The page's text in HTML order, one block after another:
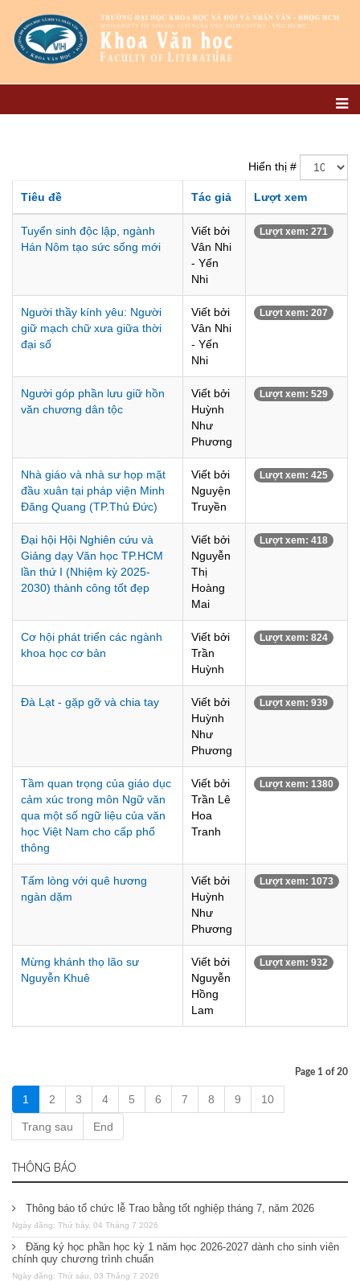
Hiển thị #
Tiêu đề Tác giả Lượt xem
Tuyển sinh độc lập, ngành
Hán Nôm tạo sức sống mới
Viết bởi
Vân Nhi
- Yến
Nhi
Lượt xem: 271
Người thầy kính yêu: Người
giữ mạch chữ xưa giữa thời
đại số
Viết bởi
Vân Nhi
- Yến
Nhi
Lượt xem: 207
Người góp phần lưu giữ hồn
văn chương dân tộc
Viết bởi
Huỳnh
Như
Phương
Lượt xem: 529
Nhà giáo và nhà sư họp mặt
đầu xuân tại pháp viện Minh
Đăng Quang (TP.Thủ Đức)
Viết bởi
Nguyện
Truyền
Lượt xem: 425
Đại hội Hội Nghiên cứu và
Giảng dạy Văn học TP.HCM
lần thứ I (Nhiệm kỳ 2025-
2030) thành công tốt đẹp
Viết bởi
Nguyễn
Thị
Hoàng
Mai
Lượt xem: 418
Cơ hội phát triển các ngành
khoa học cơ bản
Viết bởi
Trần
Huỳnh
Lượt xem: 824
Đà Lạt - gặp gỡ và chia tay
Viết bởi
Huỳnh
Như
Phương
Lượt xem: 939
Tầm quan trọng của giáo dục
cảm xúc trong môn Ngữ văn
qua một số ngữ liệu của văn
học Việt Nam cho cấp phổ
thông
Viết bởi
Trần Lê
Hoa
Tranh
Lượt xem: 1380
Tấm lòng với quê hương
ngàn dặm
Viết bởi
Huỳnh
Như
Phương
Lượt xem: 1073
Mừng khánh thọ lão sư
Nguyễn Khuê
Viết bởi
Nguyễn
Hồng
Lam
Lượt xem: 932
Page 1 of 20
1 2 3 4 5 6 7 8 9 10
Trang sau End
THÔNG BÁO
Thông báo tổ chức lễ Trao bằng tốt nghiệp tháng 7, năm 2026
Ngày đăng: Thứ bảy, 04 Tháng 7 2026
Đăng ký học phần học kỳ 1 năm học 2026-2027 dành cho sinh viên
chính quy chương trình chuẩn
Ngày đăng: Thứ sáu, 03 Tháng 7 2026